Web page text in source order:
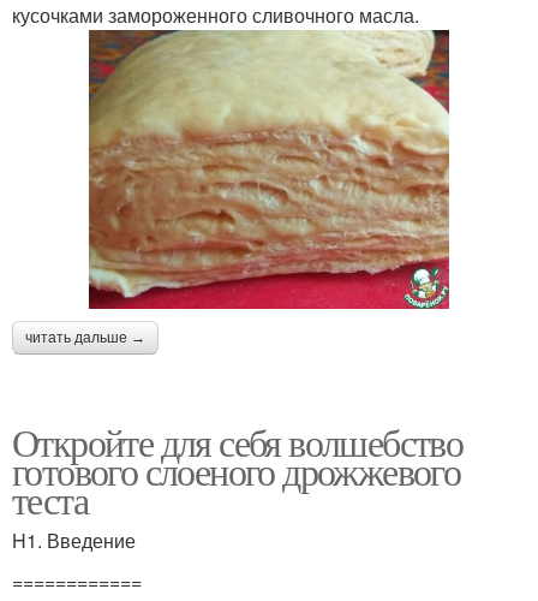
кусочками замороженного сливочного масла.
читать дальше →
Откройте для себя волшебство
готового слоеного дрожжевого
теста
H1. Введение
============